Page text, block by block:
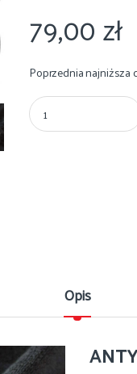
79,00zł
Poprzednia najniższa
Ręcznik kąpielowy
Opis